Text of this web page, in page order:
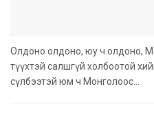
Олдоно олдоно, юу ч олдоно,
түүхтэй салшгүй холбоотой
сүлбээтэй юм ч Монголоос...